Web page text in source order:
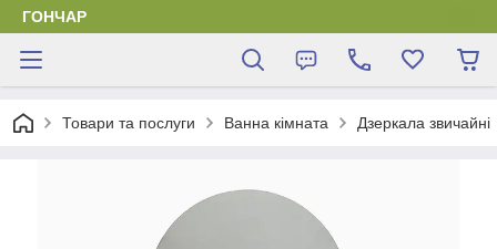
ГОНЧАР
Товари та послуги Ванна кімната Дзеркала звичайні